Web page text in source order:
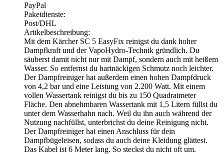
PayPal
Paketdienste:
Post/DHL
Artikelbeschreibung:
Mit dem Kärcher SC 5 EasyFix reinigst du dank hoher
Dampfkraft und der VapoHydro-Technik gründlich. Du
säuberst damit nicht nur mit Dampf, sondern auch mit heißem
Wasser. So entfernst du hartnäckigen Schmutz noch leichter.
Der Dampfreiniger hat außerdem einen hohen Dampfdruck
von 4,2 bar und eine Leistung von 2.200 Watt. Mit einem
vollen Wassertank reinigst du bis zu 150 Quadratmeter
Fläche. Den abnehmbaren Wassertank mit 1,5 Litern füllst du
unter dem Wasserhahn nach. Weil du ihn auch während der
Nutzung nachfüllst, unterbrichst du deine Reinigung nicht.
Der Dampfreiniger hat einen Anschluss für dein
Dampfbügeleisen, sodass du auch deine Kleidung glättest.
Das Kabel ist 6 Meter lang. So steckst du nicht oft um.